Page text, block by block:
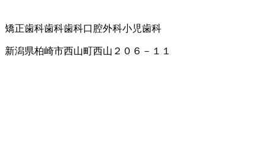
矯正歯科歯科歯科口腔外科小児歯科
新潟県柏崎市西山町西山２０６－１１